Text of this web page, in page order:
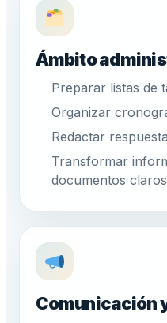
Ámbito
Preparar listas de
Organizar
Redactar
Transformar
documentos
Comunicación